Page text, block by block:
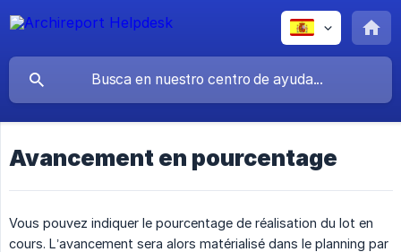
Avancement en pourcentage
Vous pouvez indiquer le pourcentage de réalisation du lot en
cours. L’avancement sera alors matérialisé dans le planning par